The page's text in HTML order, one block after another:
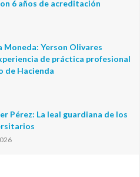
6 años de acreditación
Moneda: Yerson Olivares
de práctica profesional
de Hacienda
Pérez: La leal guardiana de los